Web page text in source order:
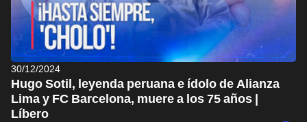
30/12/2024
Hugo Sotil, leyenda peruana e ídolo de Alianza
Lima y FC Barcelona, muere a los 75 años |
Líbero